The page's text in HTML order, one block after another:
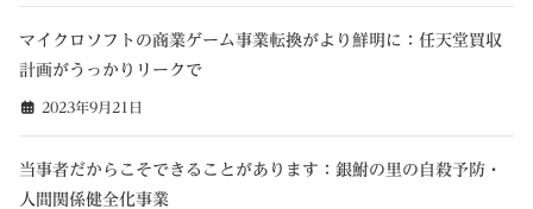
マイクロソフトの商業ゲーム事業転換がより鮮明に：任天堂買収
計画がうっかりリークで
2023年9月21日
当事者だからこそできることがあります：銀鮒の里の自殺予防・
人間関係健全化事業